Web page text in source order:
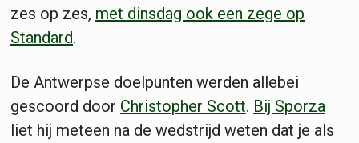
zes op zes, met dinsdag ook een zege op
Standard.
De Antwerpse doelpunten werden allebei
gescoord door Christopher Scott. Bij Sporza
liet hij meteen na de wedstrijd weten dat je als